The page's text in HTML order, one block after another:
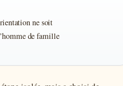
ne soit
de famille